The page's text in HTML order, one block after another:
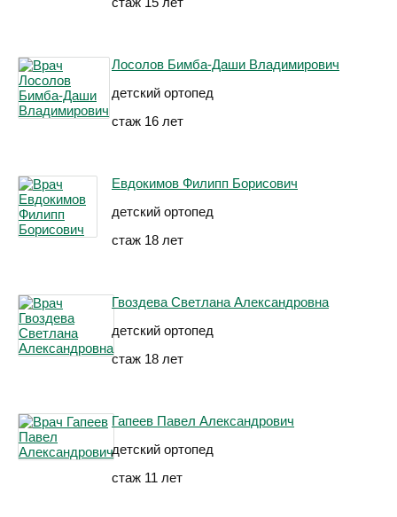
Лосолов Бимба-Даши Владимирович
детский ортопед
стаж 16 лет
Евдокимов Филипп Борисович
детский ортопед
стаж 18 лет
Гвоздева Светлана Александровна
детский ортопед
стаж 18 лет
Гапеев Павел Александрович
детский ортопед
стаж 11 лет